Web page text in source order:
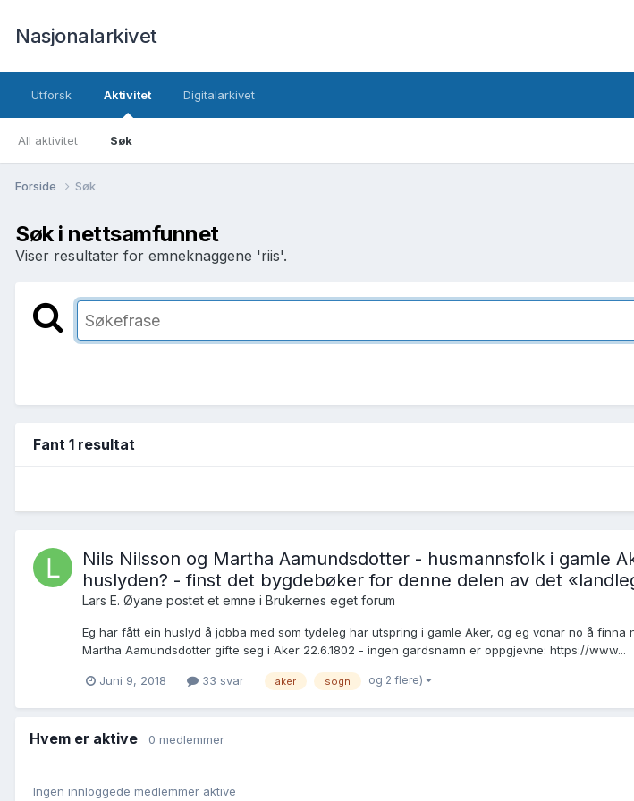
Nasjonalarkivet
Utforsk Aktivitet
All aktivitet Søk
Digitalarkivet
Forside Søk
Søk i nettsamfunnet
Viser resultater for emneknaggene 'riis'.
Fant 1 resultat
Nils Nilsson og Martha Aamundsdotter - husmannsfolk i gamle
huslyden? - finst det bygdebøker for denne delen av det
Lars E. Øyane postet et emne i Brukernes eget forum
Eg har fått ein huslyd å jobba med som tydeleg har utspring i gamle Aker, og eg vonar no å
Martha Aamundsdotter gifte seg i Aker 22.6.1802 - ingen gardsnamn er oppgjevne: https://www...
Juni 9, 2018 33 svar aker sogn og 2 flere)
Hvem er aktive 0 medlemmer
Ingen innloggede medlemmer aktive